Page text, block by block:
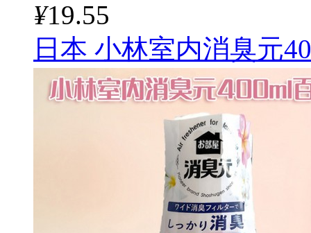
¥19.55
日本 小林室内消臭元